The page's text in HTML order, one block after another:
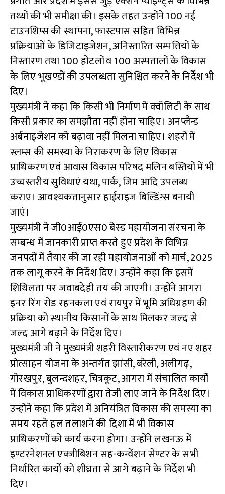
तथ्यों की भी समीक्षा की। इसके तहत उन्होंने 100 नई
टाउनशिप्स की स्थापना, फास्टपास सहित विभिन्न
प्रक्रियाओं के डिजिटाइजेशन, अनिस्तारित सम्पत्तियों के
निस्तारण तथा 100 होटलों व 100 अस्पतालों के विकास
के लिए भूखण्डों की उपलब्धता सुनिश्चित करने के निर्देश भी
दिए।
मुख्यमंत्री ने कहा कि किसी भी निर्माण में क्वॉलिटी के साथ
किसी प्रकार का समझौता नहीं होना चाहिए। अनप्लैन्ड
अर्बनाइजेशन को बढ़ावा नहीं मिलना चाहिए। शहरों में
स्लम्स की समस्या के निराकरण के लिए विकास
प्राधिकरण एवं आवास विकास परिषद मलिन बस्तियों में भी
उच्चस्तरीय सुविधाएं यथा, पार्क, जिम आदि उपलब्ध
कराए। आवश्यकतानुसार हाईराइज बिल्डिंग्स बनायी
जाएं।
मुख्यमंत्री ने जी0आई0एस0 बेस्ड महायोजना संरचना के
सम्बन्ध में जानकारी प्राप्त करते हुए प्रदेश के विभिन्न
जनपदों में तैयार की जा रही महायोजनाओं को मार्च, 2025
तक लागू करने के निर्देश दिए। उन्होंने कहा कि इसमें
शिथिलता पर जवाबदेही तय की जाएगी। उन्होंने आगरा
इनर रिंग रोड रहनकला एवं रायपुर में भूमि अधिग्रहण की
प्रक्रिया को स्थानीय किसानों के साथ मिलकर जल्द से
जल्द आगे बढ़ाने के निर्देश दिए।
मुख्यमंत्री जी ने मुख्यमंत्री शहरी विस्तारीकरण एवं नए शहर
प्रोत्साहन योजना के अन्तर्गत झांसी, बरेली, अलीगढ़,
गोरखपुर, बुलन्दशहर, चित्रकूट, आगरा में संचालित कार्यों
में विकास प्राधिकरणों द्वारा तेजी लाए जाने के निर्देश दिए।
उन्होंने कहा कि प्रदेश में अनियंत्रित विकास की समस्या का
समय रहते हल तलाशने की दिशा में भी विकास
प्राधिकरणों को कार्य करना होगा। उन्होंने लखनऊ में
इण्टरनेशनल एक्जीबिशन सह-कन्वेंशन सेण्टर के सभी
निर्धारित कार्यों को शीघ्रता से आगे बढ़ाने के निर्देश भी
दिए।